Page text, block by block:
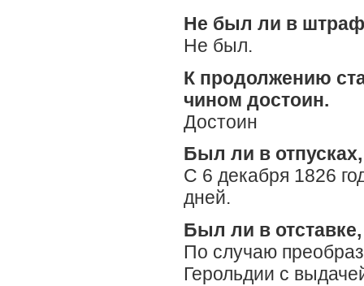
Не был ли в
Не был.
К продолжению
чином достоин.
Достоин
Был ли в
С 6 декабря 1826
дней.
Был ли в
По случаю
Герольдии с